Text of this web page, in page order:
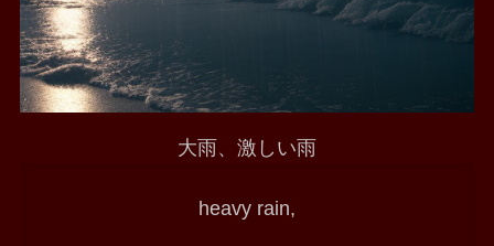
大雨、激しい雨
heavy rain,